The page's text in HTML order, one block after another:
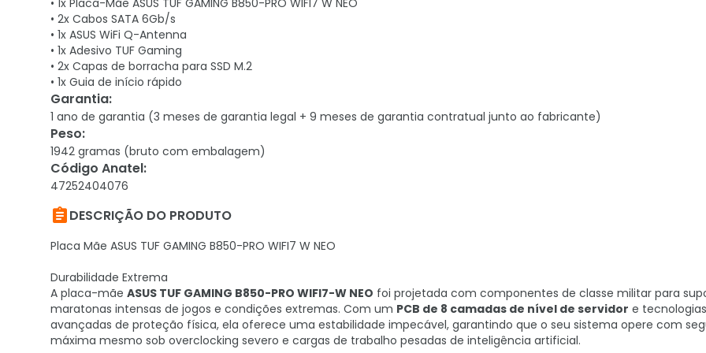
• 1x Placa-Mãe ASUS TUF GAMING B850-PRO WIFI7 W NEO
• 2x Cabos SATA 6Gb/s
• 1x ASUS WiFi Q-Antenna
• 1x Adesivo TUF Gaming
• 2x Capas de borracha para SSD M.2
• 1x Guia de início rápido
Garantia:
1 ano de garantia (3 meses de garantia legal + 9 meses de garantia contratual junto ao fabricante)
Peso:
1942 gramas (bruto com embalagem)
Código Anatel:
47252404076
DESCRIÇÃO DO PRODUTO
Placa Mãe ASUS TUF GAMING B850-PRO WIFI7 W NEO
Durabilidade Extrema
A placa-mãe ASUS TUF GAMING B850-PRO WIFI7-W NEO foi projetada com componentes de classe militar para
maratonas intensas de jogos e condições extremas. Com um PCB de 8 camadas de nível de servidor e tecnologias
avançadas de proteção física, ela oferece uma estabilidade impecável, garantindo que o seu sistema opere com
máxima mesmo sob overclocking severo e cargas de trabalho pesadas de inteligência artificial.